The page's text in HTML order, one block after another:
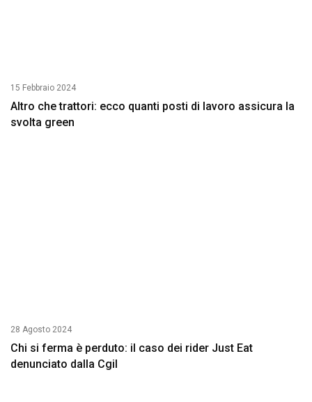
15 Febbraio 2024
Altro che trattori: ecco quanti posti di lavoro assicura la
svolta green
28 Agosto 2024
Chi si ferma è perduto: il caso dei rider Just Eat
denunciato dalla Cgil